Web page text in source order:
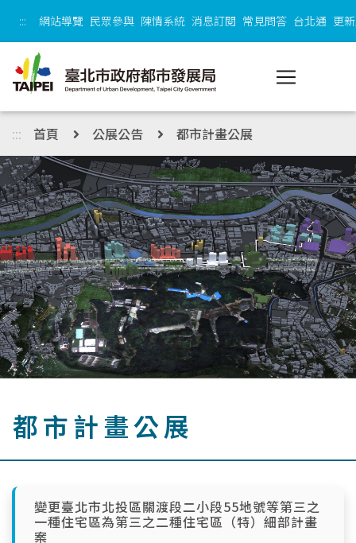
::: 網站導覽 民眾參與 陳情系統 消息訂閱 常見問答 台北通 更
::: 首頁 公展公告 都市計畫公展
都市計畫公展
變更臺北市北投區關渡段二小段55地號等第三之
一種住宅區為第三之二種住宅區（特）細部計畫
案